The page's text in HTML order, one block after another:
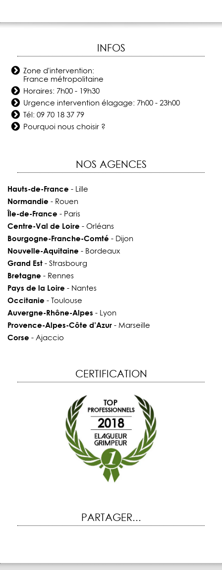
INFOS
Zone d'intervention:
France métropolitaine
Horaires: 7h00 - 19h30
Urgence intervention élagage: 7h00 - 23h00
Tél:09 70 18 37 79
Pourquoi nous choisir ?
NOS AGENCES
Hauts-de-France - Lille
Normandie - Rouen
Île-de-France - Paris
Centre-Val de Loire - Orléans
Bourgogne-Franche-Comté - Dijon
Nouvelle-Aquitaine - Bordeaux
Grand Est- Strasbourg
Bretagne - Rennes
Pays de la Loire - Nantes
Occitanie - Toulouse
Auvergne-Rhône-Alpes - Lyon
Provence-Alpes-Côte d’Azur- Marseille
Corse - Ajaccio
CERTIFICATION
PARTAGER...